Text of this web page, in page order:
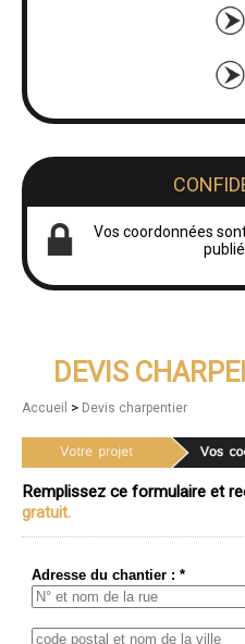
Vos coordonnées
DEVIS
Accueil > Devis charpentier
Remplissez ce formulaire et
gratuit.
Adresse du chantier : *